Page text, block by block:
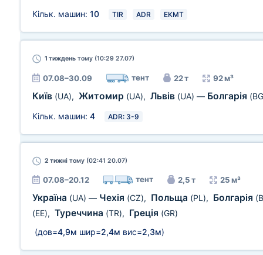
Кільк. машин: 10 TIR ADR EKMT
1 тиждень тому (10:29 27.07)
07.08–30.09 тент 22 т 92 м³
Київ (UA), Житомир (UA), Львів (UA) — Болгарія
Кільк. машин: 4 ADR: 3-9
2 тижні тому (02:41 20.07)
07.08–20.12 тент 2,5 т 25 м³
Україна (UA) — Чехія (CZ), Польща (PL), Болгарія
(EE), Туреччина (TR), Греція (GR)
(дов=4,9м шир=2,4м вис=2,3м)